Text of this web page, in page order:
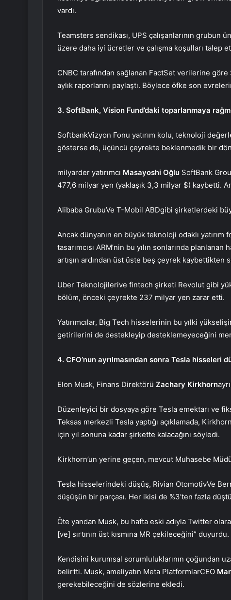
vardı.
Teamsters sendikası, UPS çalışanlarının
üzere daha iyi ücretler ve çalışma koşulları talep
CNBC tarafından sağlanan FactSet verilerine
aylık raporlarını paylaştı. Böylece öfke son
3. SoftBank, Vision Fund’daki toparlanmaya
SoftbankVizyon Fonu yatırım kolu, teknoloji
gösterse de, üçüncü çeyrekte beklenmedik bir
milyarder yatırımcı Masayoshi Oğlu SoftBank
477,6 milyar yen (yaklaşık 3,3 milyar $) kaybetti.
Alibaba GrubuVe T-Mobil ABDgibi şirketlerdeki
Ancak dünyanın en büyük teknoloji odaklı
tasarımcısı ARM’nin bu yılın sonlarında
artışın ardından üst üste beş çeyrek kaybettikten
Uber Teknolojilerive fintech şirketi Revolut gibi
bölüm, önceki çeyrekte 237 milyar yen zarar etti.
Yatırımcılar, Big Tech hisselerinin bu yılki
getirilerini de destekleyip desteklemeyeceğini
4. CFO’nun ayrılmasından sonra Tesla hisseleri
Elon Musk, Finans Direktörü Zachary Kirkhorn
Düzenleyici bir dosyaya göre Tesla emektarı ve
Teksas merkezli Tesla yaptığı açıklamada,
için yıl sonuna kadar şirkette kalacağını söyledi.
Kirkhorn’un yerine geçen, mevcut Muhasebe
Tesla hisselerindeki düşüş, Rivian OtomotivVe
düşüşün bir parçası. Her ikisi de %3’ten fazla
Öte yandan Musk, bu hafta eski adıyla Twitter
[ve] sırtının üst kısmına MR çekileceğini” duyurdu.
Kendisini kurumsal sorumluluklarının çoğundan
belirtti. Musk, ameliyatın Meta PlatformlarCEO
gerekebileceğini de sözlerine ekledi.